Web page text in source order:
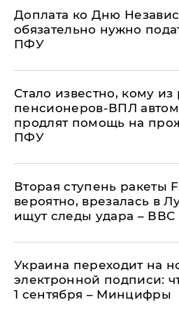
Доплата ко Дню
обязательно нужно
ПФУ
Стало известно, кому
пенсионеров-ВПЛ
продлят помощь на
ПФУ
Вторая ступень ракеты
вероятно, врезалась в
ищут следы удара – ВВС
Украина переходит на
электронной подписи:
1 сентября – Минцифры